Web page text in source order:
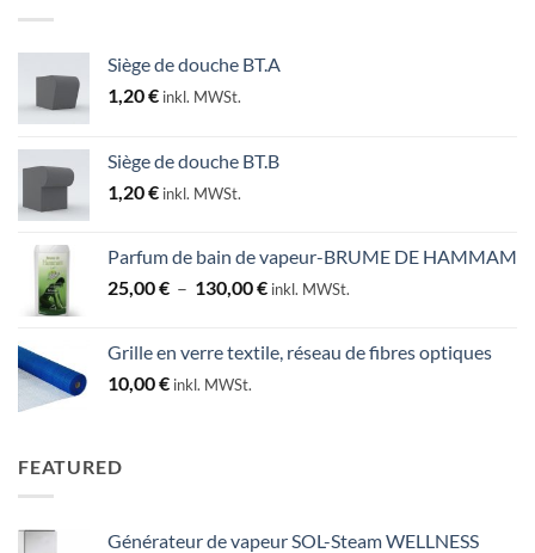
Siège de douche BT.A
1,20€ inkl. MWSt.
Siège de douche BT.B
1,20€ inkl. MWSt.
Parfum de bain de vapeur-BRUME DE HAMMAM
25,00€ – 130,00€Plage
25,00 €
inkl. MWSt.
Grille en verre textile, réseau de fibres optiques
10,00€ inkl. MWSt.
FEATURED
Générateur de vapeur SOL-Steam WELLNESS